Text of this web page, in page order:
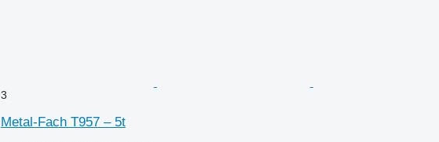
3
Metal-Fach T957 – 5t